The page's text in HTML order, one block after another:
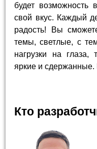
будет возможность
свой вкус. Каждый
радость! Вы
темы, светлые, с
нагрузки на глаза,
яркие и сдержанные.
Кто